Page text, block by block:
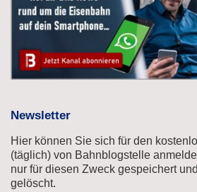
Newsletter
Hier können Sie sich für den
(täglich) von Bahnblogstelle
nur für diesen Zweck gespeichert
gelöscht.